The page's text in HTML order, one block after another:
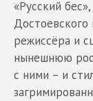
«Русский
режиссёра и
нынешнюю
с ними – и